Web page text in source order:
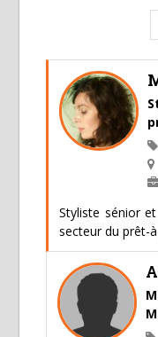
Styliste sénior
secteur du prêt-